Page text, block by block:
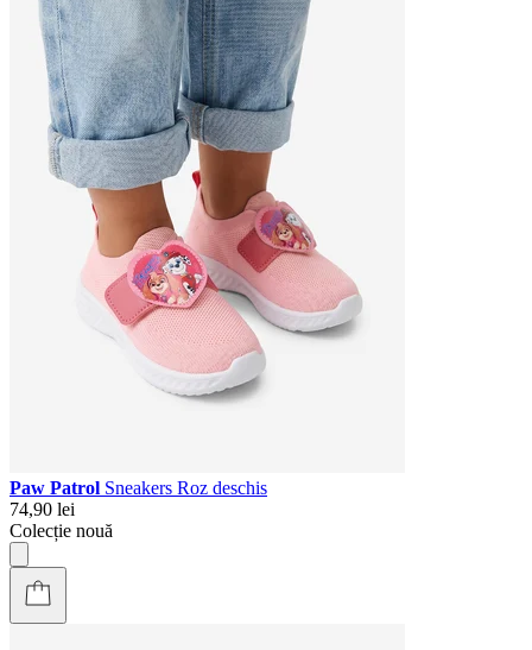
Paw Patrol Sneakers Roz deschis
74,90 lei
Colecție nouă